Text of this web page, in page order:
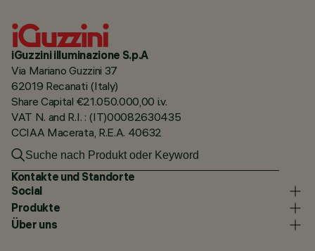
iGuzzini illuminazione S.p.A
Via Mariano Guzzini 37
62019 Recanati (Italy)
Share Capital €21.050.000,00 i.v.
VAT N. and R.I. : (IT)00082630435
CCIAA Macerata, R.E.A. 40632
Kontakte und Standorte
Social
Produkte
Über uns